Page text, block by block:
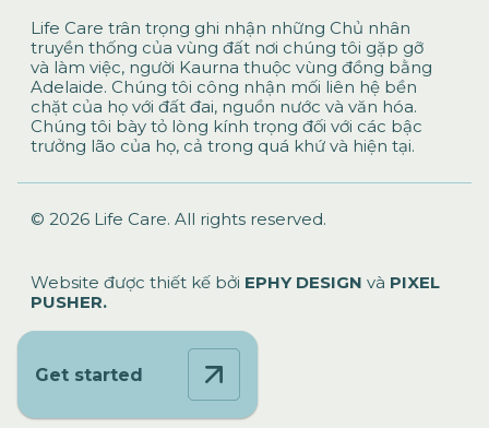
Get started
Life Care trân trọng ghi nhận những Chủ nhân
truyền thống của vùng đất nơi chúng tôi gặp gỡ
và làm việc, người Kaurna thuộc vùng đồng bằng
Adelaide. Chúng tôi công nhận mối liên hệ bền
chặt của họ với đất đai, nguồn nước và văn hóa.
Chúng tôi bày tỏ lòng kính trọng đối với các bậc
trưởng lão của họ, cả trong quá khứ và hiện tại.
© 2026 Life Care. All rights reserved.
Website được thiết kế bởi EPHY DESIGN và PIXEL
PUSHER.